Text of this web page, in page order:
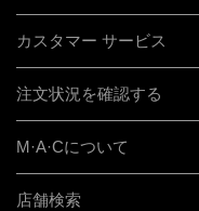
カスタマー サービス
注文状況を確認する
M·A·Cについて
店舗検索